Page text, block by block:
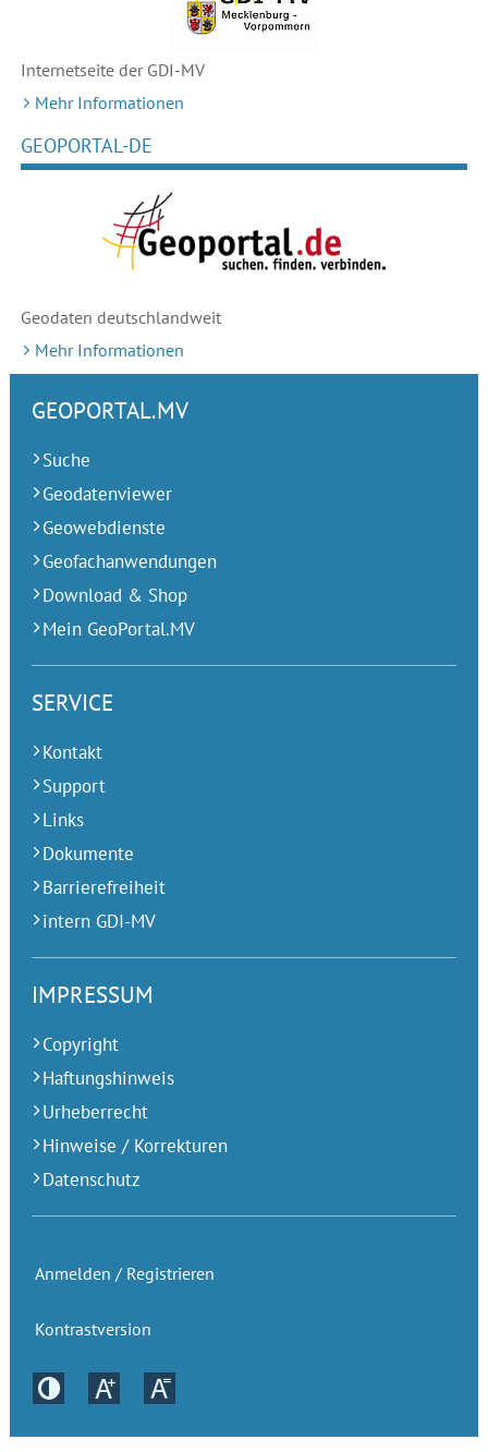
Internetseite der GDI-MV
Mehr Informationen
GEOPORTAL-DE
Geodaten deutschlandweit
Mehr Informationen
GEOPORTAL.MV
Suche
Geodatenviewer
Geowebdienste
Geofachanwendungen
Download & Shop
Mein GeoPortal.MV
SERVICE
Kontakt
Support
Links
Dokumente
Barrierefreiheit
intern GDI-MV
IMPRESSUM
Copyright
Haftungshinweis
Urheberrecht
Hinweise / Korrekturen
Datenschutz
Anmelden / Registrieren
Kontrastversion
Kontrastversion